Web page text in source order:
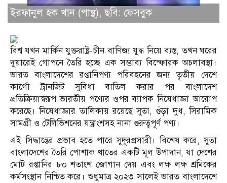
ইরফানুল হক খান (পান্থ), ছবি: ফেসবুক
বিশ্ব যখন মার্কিন যুক্তরাষ্ট্র-চীন বাণিজ্য যুদ্ধ নিয়ে ব্যস্ত, তখন ঘরের
দুয়ারেই গোপনে তৈরি হচ্ছে এক সম্ভাব্য বিস্ফোরক অচলাবস্থা।
ভারত বাংলাদেশের রপ্তানিপণ্য পরিবহনের জন্য তৃতীয় দেশে
কার্গো ট্রানজিট সুবিধা বাতিল করার পর বাংলাদেশ
প্রতিক্রিয়াস্বরূপ ভারতীয় পণ্যের ওপর ব্যাপক নিষেধাজ্ঞা আরোপ
করেছে। নিষেধাজ্ঞার তালিকায় রয়েছে সুতা, গুঁড়া দুধ, সিরামিক
সামগ্রী ও টেলিভিশনের যন্ত্রাংশসহ নানা গুরুত্বপূর্ণ পণ্য।
এই সিদ্ধান্তের প্রভাব হতে পারে সুদূরপ্রসারী। বিশেষ করে, সুতা
বাংলাদেশের তৈরি পোশাক খাতের একটি মূল উপাদান, যা দেশের
মোট রপ্তানির ৮০ শতাংশ জোগান দেয় এবং লক্ষ লক্ষ শ্রমিকের
কর্মসংস্থান নিশ্চিত করে। শুধুমাত্র ২০২৩ সালেই ভারত বাংলাদেশে